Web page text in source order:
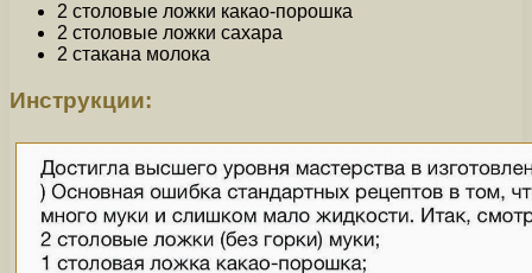
2 столовые ложки какао-порошка
2 столовые ложки сахара
2 стакана молока
Инструкции: